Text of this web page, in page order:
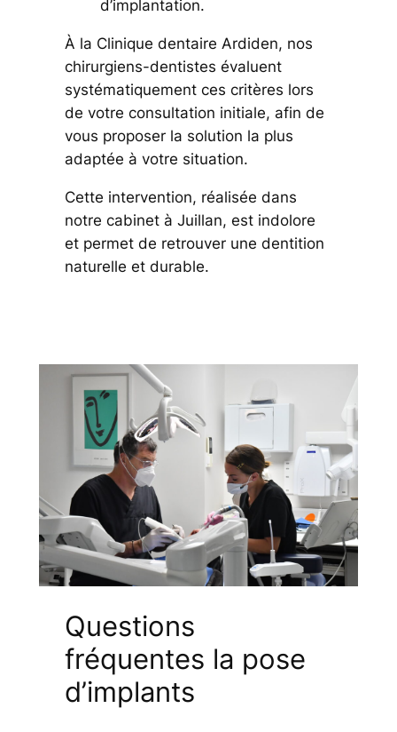
d’implantation.
À la Clinique dentaire Ardiden, nos
chirurgiens-dentistes évaluent
systématiquement ces critères lors
de votre consultation initiale, afin de
vous proposer la solution la plus
adaptée à votre situation.
Cette intervention, réalisée dans
notre cabinet à Juillan, est indolore
et permet de retrouver une dentition
naturelle et durable.
Questions
fréquentes la pose
d’implants